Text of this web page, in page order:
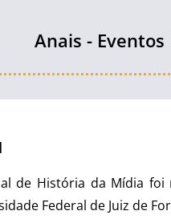
Anais - Eventos
de História da Mídia foi
Federal de Juiz de